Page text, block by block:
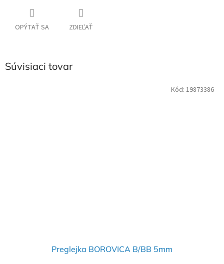
OPÝTAŤ SA ZDIEĽAŤ
Súvisiaci tovar
Preglejka BOROVICA B/BB 5mm
Kód: 19873386